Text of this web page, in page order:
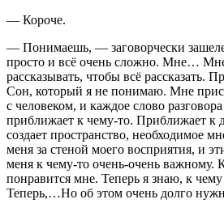
— Короче.
— Понимаешь, — заговорчески
просто и всё очень сложно. Мне…
рассказывать, чтобы всё рассказать.
Сон, который я не понимаю. Мне
с человеком, и каждое слово
приближает к чему-то. Приближает к
создает пространство, необходимое
меня за стеной моего восприятия, и
меня к чему-то очень-очень важному.
понравится мне. Теперь я знаю, к
Теперь,…Но об этом очень долго